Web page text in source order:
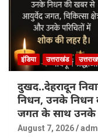
इंडिया उत्तराखंड
दुखद..देहरादून
निधन, उनके निधन
जगत के साथ उनके
August 7, 2026